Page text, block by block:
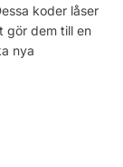
koder låser
gör dem till en
nya